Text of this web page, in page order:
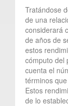
Tratándose
de una
considerará
de años de
estos
cómputo del
cuenta el
términos
Estos
de lo